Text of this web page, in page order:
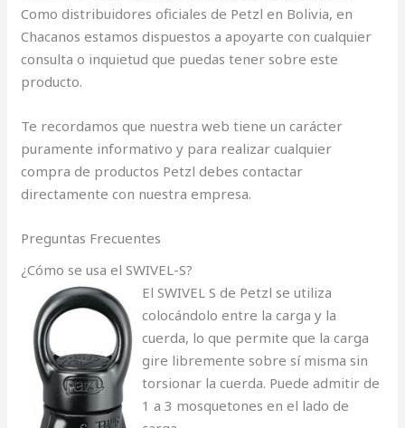
Como distribuidores oficiales de Petzl en Bolivia, en
Chacanos estamos dispuestos a apoyarte con cualquier
consulta o inquietud que puedas tener sobre este
producto.
Te recordamos que nuestra web tiene un carácter
puramente informativo y para realizar cualquier
compra de productos Petzl debes contactar
directamente con nuestra empresa.
Preguntas Frecuentes
¿Cómo se usa el SWIVEL-S?
El SWIVEL S de Petzl se utiliza
colocándolo entre la carga y la
cuerda, lo que permite que la carga
gire libremente sobre sí misma sin
torsionar la cuerda. Puede admitir de
1 a 3 mosquetones en el lado de